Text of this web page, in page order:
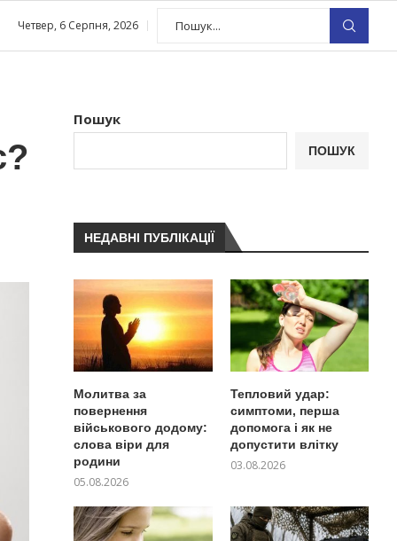
Четвер, 6 Серпня, 2026
Пошук
ПОШУК
НЕДАВНІ ПУБЛІКАЦІЇ
Молитва за
повернення
військового додому:
слова віри для
родини
05.08.2026
Тепловий удар:
симптоми, перша
допомога і як не
допустити влітку
03.08.2026